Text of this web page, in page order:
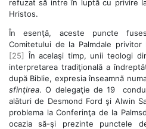
refuzat să intre în luptă cu privire
Hristos.
În esenţă, aceste puncte
Comitetului de la Palmdale
[25] În acelaşi timp, unii teologi
interpretarea tradiţională a
după Biblie, expresia înseamnă
sfinţirea. O delegaţie de 19
alături de Desmond Ford şi Alwin
problema la Conferinţa de la
ocazia să-şi prezinte punctele